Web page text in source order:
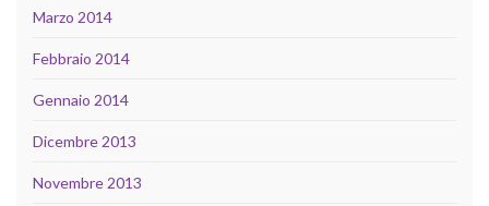
Marzo 2014
Febbraio 2014
Gennaio 2014
Dicembre 2013
Novembre 2013